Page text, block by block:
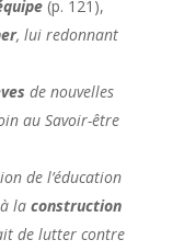
(p. 121),
, lui redonnant
de nouvelles
au Savoir-être
de l’éducation
la construction
de lutter contre